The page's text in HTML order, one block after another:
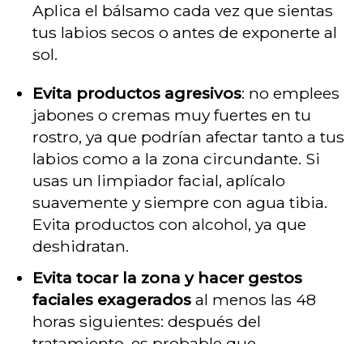
Aplica el bálsamo cada vez que sientas
tus labios secos o antes de exponerte al
sol.
Evita productos agresivos: no emplees
jabones o cremas muy fuertes en tu
rostro, ya que podrían afectar tanto a tus
labios como a la zona circundante. Si
usas un limpiador facial, aplícalo
suavemente y siempre con agua tibia.
Evita productos con alcohol, ya que
deshidratan.
Evita tocar la zona y hacer gestos
faciales exageradosal menos las 48
horas siguientes: después del